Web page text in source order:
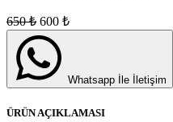
650₺ 600 ₺
Whatsapp İle İletişim
ÜRÜN AÇIKLAMASI